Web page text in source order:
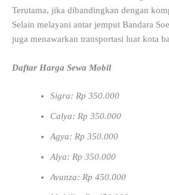
Terutama, jika dibandingkan dengan
Selain melayani antar jemput Bandara
juga menawarkan transportasi luar kota
Daftar Harga Sewa Mobil
Sigra: Rp 350.000
Calya: Rp 350.000
Agya: Rp 350.000
Alya: Rp 350.000
Avanza: Rp 450.000